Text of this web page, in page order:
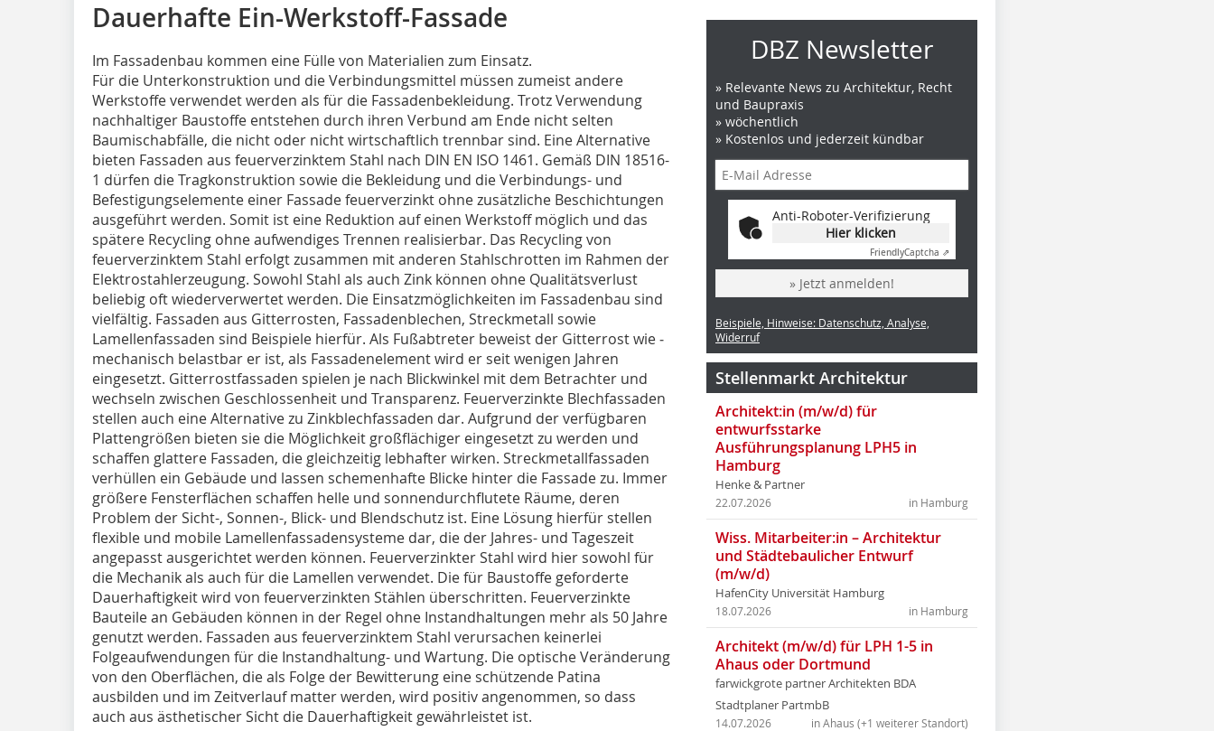
Dauerhafte Ein-Werkstoff-Fassade
Im Fassadenbau kommen eine Fülle von Materialien zum Einsatz.
Für die Unterkonstruktion und die Verbindungsmittel müssen zumeist ­andere
Werkstoffe verwendet werden als für die Fassadenbekleidung. Trotz Verwendung
nachhaltiger Baustoffe entstehen durch ­ihren Verbund am Ende nicht selten
Baumischabfälle, die nicht oder nicht wirtschaftlich trennbar sind. Eine Alternative
bieten Fassaden aus feuerverzinktem Stahl nach DIN EN ISO 1461. Gemäß DIN ­18516-
1 dürfen die Tragkonstruktion sowie die Bekleidung und die Verbindungs- und
Befestigungselemente einer Fassade feuerverzinkt ohne zusätzliche Beschichtungen
ausgeführt werden. Somit ist eine Reduktion auf einen Werkstoff möglich und das
spätere Recycling ohne aufwendiges Trennen realisierbar. Das Recycling von
feuerverzinktem Stahl erfolgt zusammen mit anderen Stahlschrotten im Rahmen der
Elektrostahlerzeugung. Sowohl Stahl als auch Zink können ohne Qualitätsverlust
beliebig oft wiederverwertet werden. Die Einsatzmöglichkeiten im Fassadenbau sind
vielfältig. Fassaden aus Gitterrosten, Fassadenblechen, Streckmetall sowie
Lamellenfassaden sind Beispiele hierfür. Als Fußabtreter beweist der Gitterrost wie ­
mechanisch belastbar er ist, als Fassadenelement wird er seit wenigen Jahren
eingesetzt. Gitterrostfassaden spielen je nach Blickwinkel mit dem Betrachter und
wechseln zwischen Geschlossenheit und Transparenz. Feuerverzinkte Blechfassaden
stellen auch eine Alternative zu Zinkblechfassaden dar. Aufgrund der verfügbaren
Platten­größen bieten sie die Möglichkeit großflächiger eingesetzt zu werden und
schaffen glattere Fassaden, die gleichzeitig lebhafter wirken. Streckmetallfassaden
verhüllen ein Gebäude und lassen schemenhafte Blicke hinter die Fassade zu. Immer
größere Fensterflächen schaffen helle und sonnendurchflutete Räume, deren
Problem der Sicht-, Sonnen-, Blick- und Blendschutz ist. Eine Lösung hierfür stellen
flexible und mobile Lamellenfassadensysteme dar, die der Jahres- und Tageszeit
angepasst ausgerichtet werden können. Feuerverzinkter Stahl wird hier sowohl für
die Mechanik als auch für die Lamellen verwendet. Die für Baustoffe geforderte
Dauerhaftigkeit wird von feuerverzinkten Stählen überschritten. Feuerverzinkte
Bauteile an Gebäuden können in der Regel ohne Instandhaltungen mehr als 50 Jahre
genutzt werden. Fassaden aus feuer­verzinktem Stahl verursachen keinerlei
Folgeaufwendungen für die Instandhaltung- und Wartung. Die optische Veränderung
von den Oberflächen, die als Folge der Bewitterung eine schützende Patina
ausbilden und im Zeitverlauf matter werden, wird positiv angenommen, so dass
auch aus ästhetischer Sicht die Dauerhaftigkeit gewährleistet ist.
DBZ Newsletter
» Relevante News zu Architektur, Recht
und Baupraxis
» wöchentlich
» Kostenlos und jederzeit kündbar
Anti-Roboter-Verifizierung
Hier klicken
FriendlyCaptcha ⇗
» Jetzt anmelden!
Beispiele, Hinweise: Datenschutz, Analyse,
Widerruf
Stellenmarkt Architektur
Architekt:in (m/w/d) für
entwurfsstarke
Ausführungsplanung LPH5 in
Hamburg
Henke & Partner
in Hamburg
22.07.2026
Wiss. Mitarbeiter:in – Architektur
und Städtebaulicher Entwurf
(m/w/d)
HafenCity Universität Hamburg
in Hamburg
18.07.2026
Architekt (m/w/d) für LPH 1-5 in
Ahaus oder Dortmund
farwickgrote partner Architekten BDA
Stadtplaner PartmbB
in Ahaus (+1 weiterer Standort)
14.07.2026